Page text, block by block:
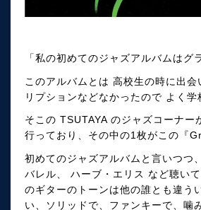
「私の初めてのジャズアルバムは
このアルバムとは 高校生の時に出
リプションなどなかったので よく
そこの TSUTAYA のジャズコーナ
行っており、その中の1枚がこの『
初めてのジャズアルバムと言いつつ
バレル、 ハーブ・エリス など聴い
のギターのトーンは他の誰とも違う
い、ソリッドで、ファンキーで、噛